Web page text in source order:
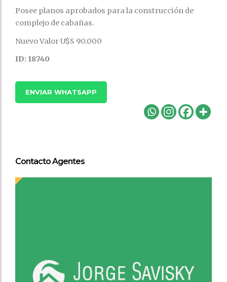
Posee planos aprobados para la construcción de
complejo de cabañas.
Nuevo Valor U$S 90.000
ID: 18740
ENVIAR WHATSAPP
Contacto Agentes